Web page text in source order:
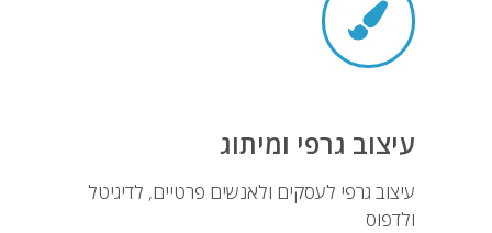
עיצוב גרפי ומיתוג
עיצוב גרפי לעסקים ולאנשים פרטיים, לדיגיטל
ולדפוס